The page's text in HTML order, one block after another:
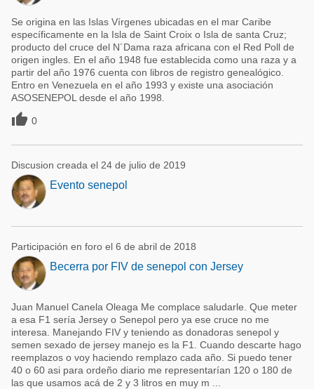
Se origina en las Islas Vírgenes ubicadas en el mar Caribe
específicamente en la Isla de Saint Croix o Isla de santa Cruz;
producto del cruce del N´Dama raza africana con el Red Poll de
origen ingles. En el año 1948 fue establecida como una raza y a
partir del año 1976 cuenta con libros de registro genealógico.
Entro en Venezuela en el año 1993 y existe una asociación
ASOSENEPOL desde el año 1998.
 0
Discusion creada el 24 de julio de 2019
Evento senepol
Participación en foro el 6 de abril de 2018
Becerra por FIV de senepol con Jersey
Juan Manuel Canela Oleaga Me complace saludarle. Que meter
a esa F1 sería Jersey o Senepol pero ya ese cruce no me
interesa. Manejando FIV y teniendo as donadoras senepol y
semen sexado de jersey manejo es la F1. Cuando descarte hago
reemplazos o voy haciendo remplazo cada año. Si puedo tener
40 o 60 asi para ordeño diario me representarían 120 o 180 de
las que usamos acá de 2 y 3 litros en muy m ...